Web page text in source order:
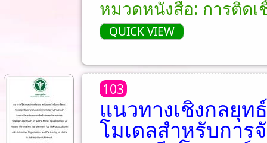
หมวดหนังสือ: การติดเ
QUICK VIEW
103
แนวทางเชิงกลยุ
โมเดลสำหรับการ